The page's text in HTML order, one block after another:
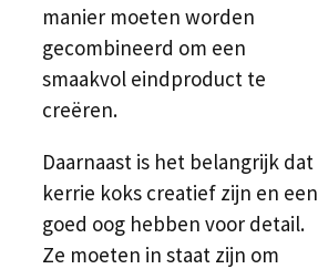
manier moeten worden
gecombineerd om een
smaakvol eindproduct te
creëren.
Daarnaast is het belangrijk dat
kerrie koks creatief zijn en een
goed oog hebben voor detail.
Ze moeten in staat zijn om